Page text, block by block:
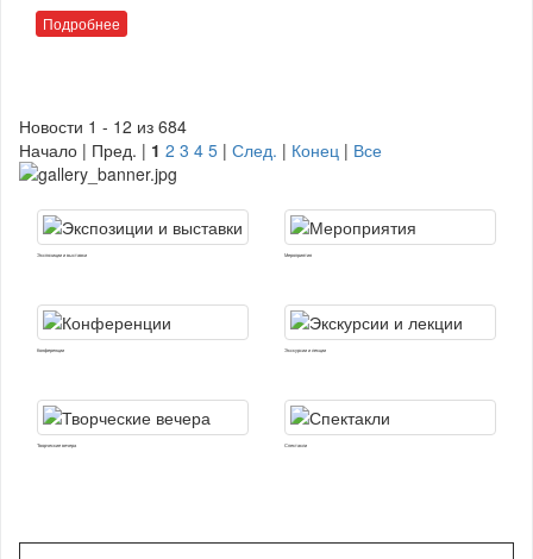
Подробнее
Новости 1 - 12 из 684
Начало | Пред. | 1 2 3 4 5 | След. | Конец | Все
Экспозиции и выставки Мероприятия
Конференции Экскурсии и лекции
Творческие вечера Спектакли